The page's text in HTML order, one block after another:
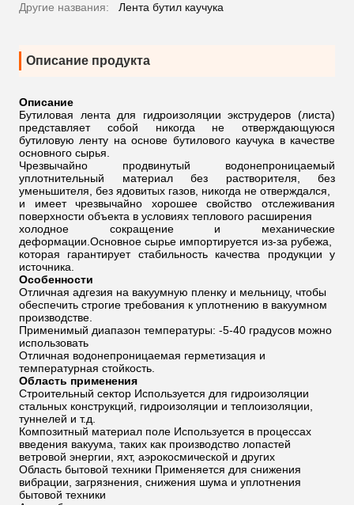
Другие названия: Лента бутил каучука
Описание продукта
Описание
Бутиловая лента для гидроизоляции экструдеров (листа)
представляет собой никогда не отверждающуюся
бутиловую ленту на основе бутилового каучука в качестве
основного сырья.
Чрезвычайно продвинутый водонепроницаемый
уплотнительный материал без растворителя, без
уменьшителя, без ядовитых газов, никогда не отверждался,
и имеет чрезвычайно хорошее свойство отслеживания
поверхности объекта в условиях теплового расширения
холодное сокращение и механические
деформации.Основное сырье импортируется из-за рубежа,
которая гарантирует стабильность качества продукции у
источника.
Особенности
Отличная адгезия на вакуумную пленку и мельницу, чтобы
обеспечить строгие требования к уплотнению в вакуумном
производстве.
Применимый диапазон температуры: -5-40 градусов можно
использовать
Отличная водонепроницаемая герметизация и
температурная стойкость.
Область применения
Строительный сектор Используется для гидроизоляции
стальных конструкций, гидроизоляции и теплоизоляции,
туннелей и т.д.
Композитный материал поле Используется в процессах
введения вакуума, таких как производство лопастей
ветровой энергии, яхт, аэрокосмической и других
Область бытовой техники Применяется для снижения
вибрации, загрязнения, снижения шума и уплотнения
бытовой техники